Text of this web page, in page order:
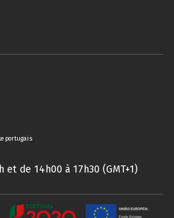
portugais
et de 14h00 à 17h30 (GMT+1)